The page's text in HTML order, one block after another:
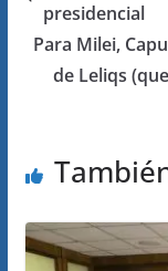
presidencial
Para Milei,
de Leliqs